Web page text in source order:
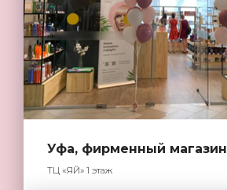
Уфа, фирменный магазин
ТЦ «ЯЙ» 1 этаж